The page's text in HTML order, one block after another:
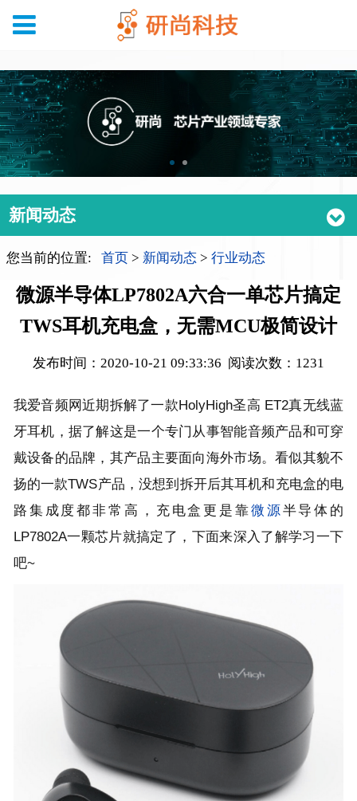
新闻动态
您当前的位置:首页 > 新闻动态 >行业动态
微源半导体LP7802A六合一单芯片搞定
TWS耳机充电盒，无需MCU极简设计
发布时间：2020-10-21 09:33:36 阅读次数： 1231
我爱音频网近期拆解了一款HolyHigh圣高 ET2真无线蓝
牙耳机，据了解这是一个专门从事智能音频产品和可穿
戴设备的品牌，其产品主要面向海外市场。看似其貌不
扬的一款TWS产品，没想到拆开后其耳机和充电盒的电
路集成度都非常高，充电盒更是靠微源半导体的
LP7802A一颗芯片就搞定了，下面来深入了解学习一下
吧~